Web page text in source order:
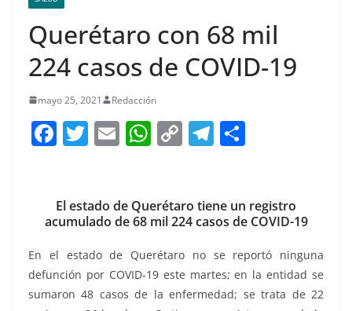
Querétaro con 68 mil
224 casos de COVID-19
mayo 25, 2021 Redacción
F
e
b
o
o
T
er
E
l
W
s
A
p
p
C
y
Li
n
k
T
gr
a
m
e
El estado de Querétaro tiene un registro
acumulado de 68 mil 224 casos de COVID-19
En el estado de Querétaro no se reportó ninguna
defunción por COVID-19 este martes; en la entidad se
sumaron 48 casos de la enfermedad; se trata de 22